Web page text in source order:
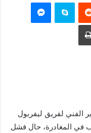
سكايب
الفني لفريق ليفربول
في المغادرة، حال فشل